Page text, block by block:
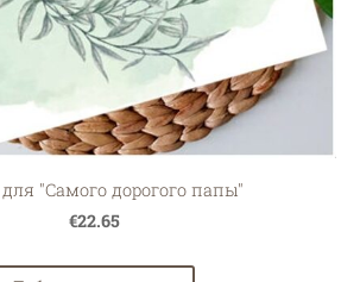
"Самого дорогого папы"
€22.65